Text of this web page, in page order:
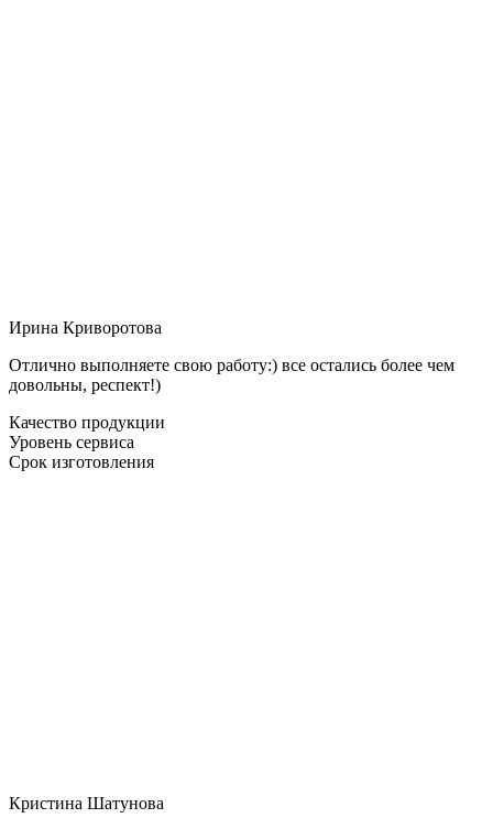
Ирина Криворотова
Отлично выполняете свою работу:) все остались более чем
довольны, респект!)
Качество продукции
Уровень сервиса
Срок изготовления
Кристина Шатунова